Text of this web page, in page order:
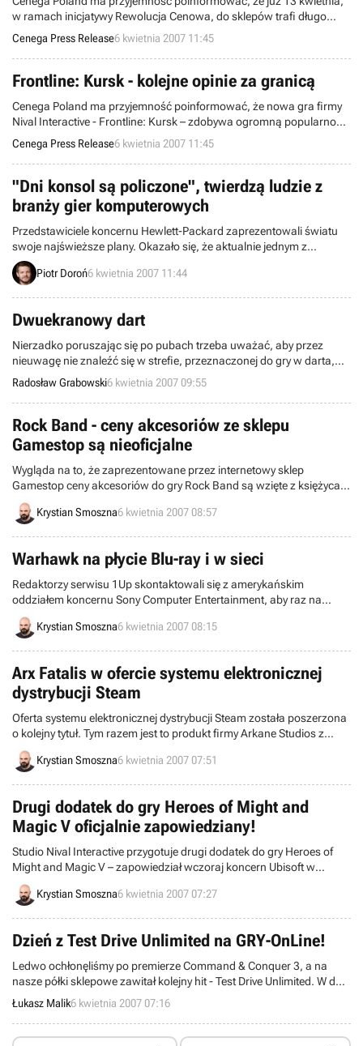
w ramach inicjatywy Rewolucja Cenowa, do sklepów trafi długo
oczekiwana gra You Are Empty!
Cenega Press Release6 kwietnia 2007 11:45
Frontline: Kursk - kolejne opinie za granicą
Cenega Poland ma przyjemność poinformować, że nowa gra firmy
Nival Interactive - Frontline: Kursk – zdobywa ogromną popularność
na zachodzie!
Cenega Press Release6 kwietnia 2007 11:45
"Dni konsol są policzone", twierdzą ludzie z
branży gier komputerowych
Przedstawiciele koncernu Hewlett-Packard zaprezentowali światu
swoje najświeższe plany. Okazało się, że aktualnie jednym z
najważniejszych celów firmy jest chęć wkroczenia na rynek gier
komputerowych. Ma jej w tym pomóc nowa seria PC
Piotr Doroń6 kwietnia 2007 11:44
Dwuekranowy dart
Nierzadko poruszając się po pubach trzeba uważać, aby przez
nieuwagę nie znaleźć się w strefie, przeznaczonej do gry w darta,
gdyż można przypadkowo oberwać ostro zakończoną lotką.
Wirtualną wersję tego swoistego barowego sportu, polegającego na
rzucaniu do tarczy, przygotowuje teraz korporacja Sega wraz ze
studiem Full Fat wyłącznie z myślą o posiadaczach kieszonkowej
konsoli Nintendo DS.
Radosław Grabowski6 kwietnia 2007 09:55
Rock Band - ceny akcesoriów ze sklepu
Gamestop są nieoficjalne
Wygląda na to, że zaprezentowane przez internetowy sklep
Gamestop ceny akcesoriów do gry Rock Band są wzięte z księżyca.
Firma Harmonix nie zdecydowała jeszcze, po ile będzie sprzedawać
służące do zabawy mikrofony, gitary i perkusje...
Krystian Smoszna6 kwietnia 2007 08:57
Warhawk na płycie Blu-ray i w sieci
Redaktorzy serwisu 1Up skontaktowali się z amerykańskim
oddziałem koncernu Sony Computer Entertainment, aby raz na
zawsze wyjaśnić kwestię dystrybucji gry Warhawk. Choć w połowie
ubiegłego miesiąca wydawało się, że produkt studia Incognito
Krystian Smoszna6 kwietnia 2007 08:15
Arx Fatalis w ofercie systemu elektronicznej
dystrybucji Steam
Oferta systemu elektronicznej dystrybucji Steam została poszerzona
o kolejny tytuł. Tym razem jest to produkt firmy Arkane Studios z
2002 roku (twórców wydanej niedawno gry Dark Messiah of Might
and Magic), zatytułowany Arx Fatalis.
Krystian Smoszna6 kwietnia 2007 07:51
Drugi dodatek do gry Heroes of Might and
Magic V oficjalnie zapowiedziany!
Studio Nival Interactive przygotuje drugi dodatek do gry Heroes of
Might and Magic V – zapowiedział wczoraj koncern Ubisoft w
oficjalnym oświadczeniu prasowym. Tworzone przez Rosjan
rozszerzenie będzie nosić tytuł Tribes of the East i wprowadzi do
Krystian Smoszna6 kwietnia 2007 07:27
Dzień z Test Drive Unlimited na GRY-OnLine!
Ledwo ochłonęliśmy po premierze Command & Conquer 3, a na
nasze półki sklepowe zawitał kolejny hit - Test Drive Unlimited. W dniu
polskiej premiery mamy dla Was poradnik, recenzję oraz konkursy.
Łukasz Malik6 kwietnia 2007 07:16